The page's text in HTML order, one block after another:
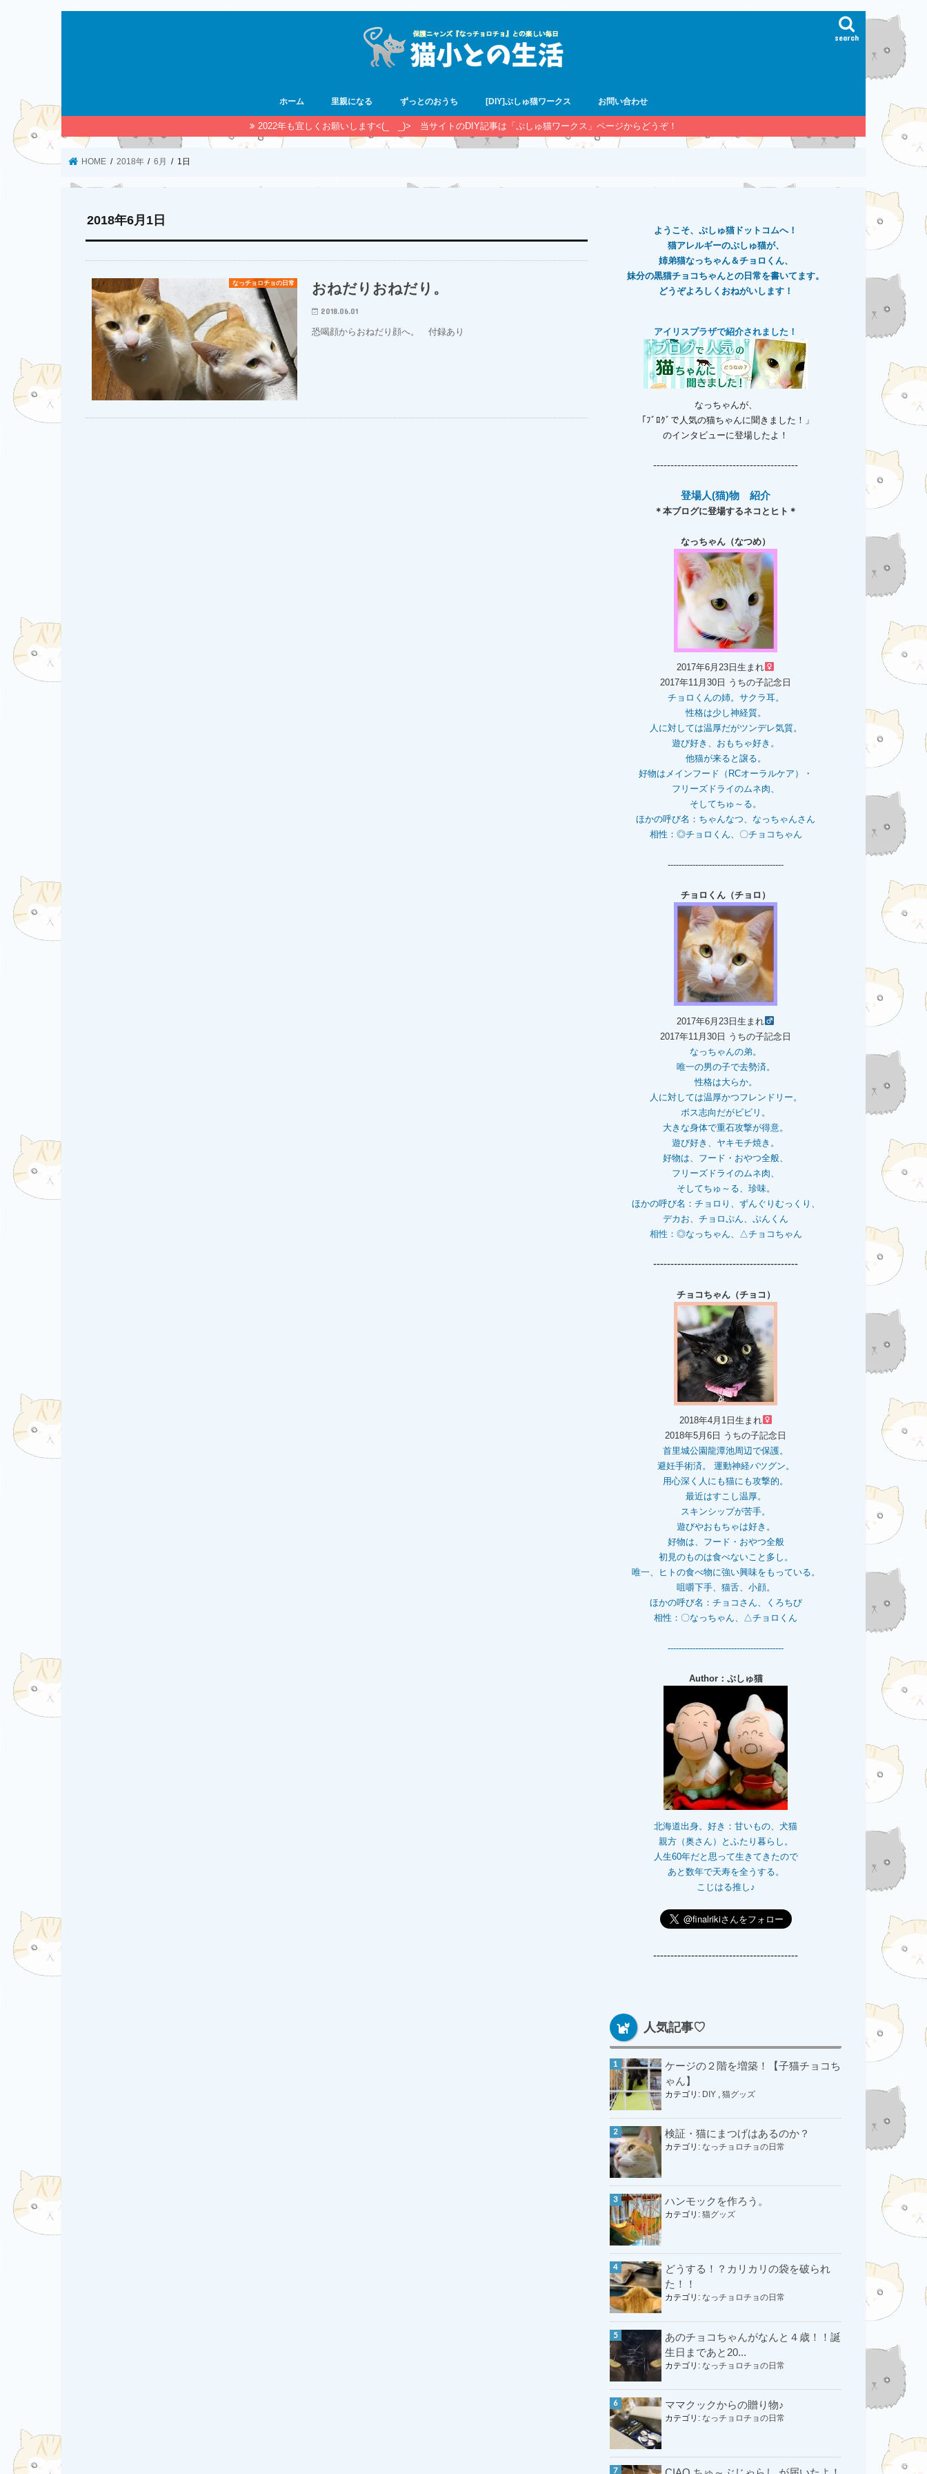
search
ホーム 里親になる ずっとのおうち [DIY]ぷしゅ猫ワークス お問い合わせ
2022年も宜しくお願いします<(_ _)> 当サイトのDIY記事は「ぷしゅ猫ワークス」ページからどうぞ！
HOME 2018年 6月 1日
2018年6月1日
なっチョロチョの日常 おねだりおねだり。
2018.06.01
恐喝顔からおねだり顔へ。 付録あり
ようこそ、ぷしゅ猫ドットコムへ！
猫アレルギーのぷしゅ猫が、
姉弟猫なっちゃん＆チョロくん、
妹分の黒猫チョコちゃんとの日常を書いてます。
どうぞよろしくおねがいします！
アイリスプラザで紹介されました！
なっちゃんが、
「ﾌﾞﾛｸﾞで人気の猫ちゃんに聞きました！」
のインタビューに登場したよ！
------------------------------------------
登場人(猫)物 紹介
＊本ブログに登場するネコとヒト＊
なっちゃん（なつめ）
2017年6月23日生まれ
2017年11月30日 うちの子記念日
チョロくんの姉。 サクラ耳。
性格は少し神経質。
人に対しては温厚だがツンデレ気質。
遊び好き、おもちゃ好き。
他猫が来ると譲る。
好物はメインフード（RCオーラルケア）・
フリーズドライのムネ肉、
そしてちゅ～る。
ほかの呼び名：ちゃんなつ、なっちゃんさん
相性：◎チョロくん、〇チョコちゃん
------------------------------------------
チョロくん（チョロ）
2017年6月23日生まれ
2017年11月30日 うちの子記念日
なっちゃんの弟。
唯一の男の子で去勢済。
性格は大らか。
人に対しては温厚かつフレンドリー。
ボス志向だがビビリ。
大きな身体で重石攻撃が得意。
遊び好き、ヤキモチ焼き。
好物は、フード・おやつ全般、
フリーズドライのムネ肉、
そしてちゅ～る、珍味。
ほかの呼び名：チョロり、ずんぐりむっくり、
デカお、チョロぷん、ぷんくん
相性： ◎なっちゃん、△チョコちゃん
------------------------------------------
チョコちゃん（チョコ）
2018年4月1日生まれ
2018年5月6日 うちの子記念日
首里城公園龍潭池周辺で保護。
避妊手術済。 運動神経バツグン。
用心深く人にも猫にも攻撃的。
最近はすこし温厚。
スキンシップが苦手。
遊びやおもちゃは好き。
好物は、フード・おやつ全般
初見のものは食べないこと多し。
唯一、ヒトの食べ物に強い興味をもっている。
咀嚼下手、猫舌、小顔。
ほかの呼び名：チョコさん、くろちび
相性：〇なっちゃん、△チョロくん
------------------------------------------
Author：ぷしゅ猫
北海道出身。好き：甘いもの、犬猫
親方（奥さん）とふたり暮らし。
人生60年だと思って生きてきたので
あと数年で天寿を全うする。
こじはる推し♪
------------------------------------------
人気記事♡
ケージの２階を増築！【子猫チョコち
ゃん】
カテゴリ: DIY 猫グッズ
検証・猫にまつげはあるのか？
カテゴリ: なっチョロチョの日常
ハンモックを作ろう。
カテゴリ: 猫グッズ
どうする！？カリカリの袋を破られ
た！！
カテゴリ: なっチョロチョの日常
あのチョコちゃんがなんと４歳！！誕
生日まであと20...
カテゴリ: なっチョロチョの日常
ママクックからの贈り物♪
カテゴリ: なっチョロチョの日常